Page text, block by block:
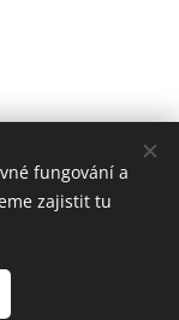
Cookies
fungování a
zajistit tu